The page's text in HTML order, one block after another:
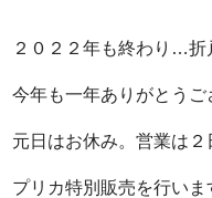
２０２２年も終わり…折
今年も一年ありがとうご
元日はお休み。営業は２
プリカ特別販売を行いま